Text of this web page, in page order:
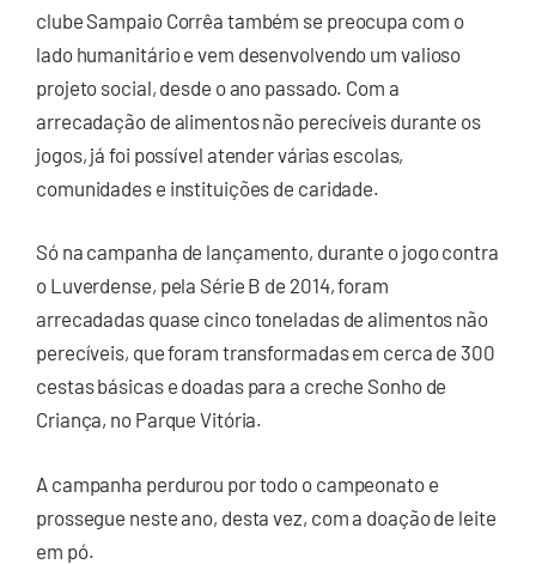
clube Sampaio Corrêa também se preocupa com o
lado humanitário e vem desenvolvendo um valioso
projeto social, desde o ano passado. Com a
arrecadação de alimentos não perecíveis durante os
jogos, já foi possível atender várias escolas,
comunidades e instituições de caridade.
Só na campanha de lançamento, durante o jogo contra
o Luverdense, pela Série B de 2014, foram
arrecadadas quase cinco toneladas de alimentos não
perecíveis, que foram transformadas em cerca de 300
cestas básicas e doadas para a creche Sonho de
Criança, no Parque Vitória.
A campanha perdurou por todo o campeonato e
prossegue neste ano, desta vez, com a doação de leite
em pó.